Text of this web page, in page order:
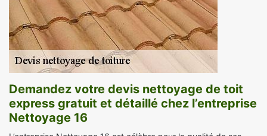
Demandez votre devis nettoyage de toit
express gratuit et détaillé chez l’entreprise
Nettoyage 16